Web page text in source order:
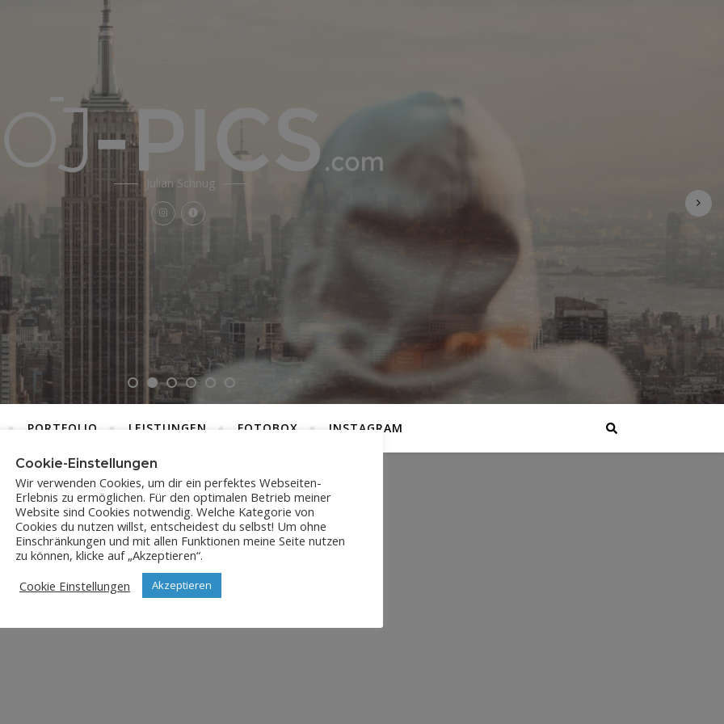
Julian Schnug
PORTFOLIO LEISTUNGEN FOTOBOX INSTAGRAM
DSC_8196
2. Mai 2020
Cookie-Einstellungen
Wir verwenden Cookies, um dir ein perfektes Webseiten-
Erlebnis zu ermöglichen. Für den optimalen Betrieb meiner
Website sind Cookies notwendig. Welche Kategorie von
Cookies du nutzen willst, entscheidest du selbst! Um ohne
Einschränkungen und mit allen Funktionen meine Seite nutzen
zu können, klicke auf „Akzeptieren“.
Cookie Einstellungen
Akzeptieren